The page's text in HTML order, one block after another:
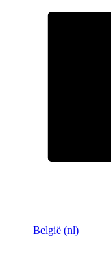
België (nl)